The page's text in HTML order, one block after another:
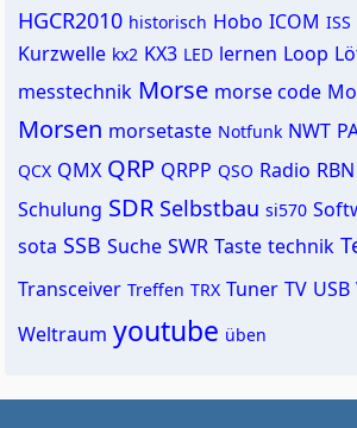
HGCR2010 historisch Hobo ICOM ISS
Kurzwelle kx2 KX3 LED lernen Loop
messtechnik Morse morse code
Morsen morsetaste Notfunk NWT
QCX QMX QRP QRPP QSO Radio RBN
Schulung SDR Selbstbau si570
sota SSB Suche SWR Taste technik
Transceiver Treffen TRX Tuner TV USB
Weltraum youtube üben